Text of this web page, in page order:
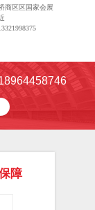
商区区国家会展
障